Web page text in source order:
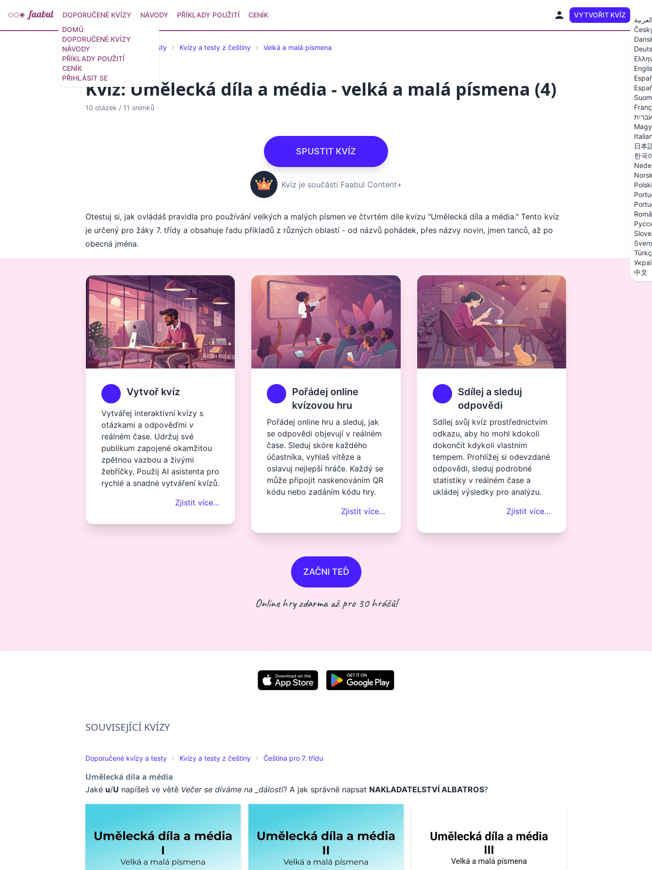
DOMŮ
DOPORUČENÉ KVÍZY
NÁVODY
PŘÍKLADY POUŽITÍ
CENÍK
PŘIHLÁSIT SE
DOPORUČENÉ KVÍZY NÁVODY PŘÍKLADY POUŽITÍ CENÍK VYTVOŘIT KVÍZ
עברית
日本
한국
Polski
中文
Doporučené kvízy a testy Kvízy a testy z češtiny Velká a malá písmena
Kvíz: Umělecká díla a média - velká a malá písmena (4)
10 otázek / 11 snímků
SPUSTIT KVÍZ
Kvíz je součástí Faabul Content+
Otestuj si, jak ovládáš pravidla pro používání velkých a malých písmen ve čtvrtém díle kvízu "Umělecká díla a média." Tento kvíz
je určený pro žáky 7. třídy a obsahuje řadu příkladů z různých oblastí - od názvů pohádek, přes názvy novin, jmen tanců, až po
obecná jména.
Vytvoř kvíz
Vytvářej interaktivní kvízy s
otázkami a odpověďmi v
reálném čase. Udržuj své
publikum zapojené okamžitou
zpětnou vazbou a živými
žebříčky. Použij AI asistenta pro
rychlé a snadné vytváření kvízů.
Zjistit více…
Pořádej online
kvízovou hru
Pořádej online hru a sleduj, jak
se odpovědi objevují v reálném
čase. Sleduj skóre každého
účastníka, vyhlaš vítěze a
oslavuj nejlepší hráče. Každý se
může připojit naskenováním QR
kódu nebo zadáním kódu hry.
Zjistit více…
Sdílej a sleduj
odpovědi
Sdílej svůj kvíz prostřednictvím
odkazu, aby ho mohl kdokoli
dokončit kdykoli vlastním
tempem. Prohlížej si odevzdané
odpovědi, sleduj podrobné
statistiky v reálném čase a
ukládej výsledky pro analýzu.
Zjistit více…
ZAČNI TEĎ
Online hry zdarma až pro 30 hráčů!
SOUVISEJÍCÍ KVÍZY
Doporučené kvízy a testy Kvízy a testy z češtiny Čeština pro 7. třídu
Umělecká díla a média
Jaké u/U napíšeš ve větě Večer se díváme na _dálosti? A jak správně napsat NAKLADATELSTVÍ ALBATROS?